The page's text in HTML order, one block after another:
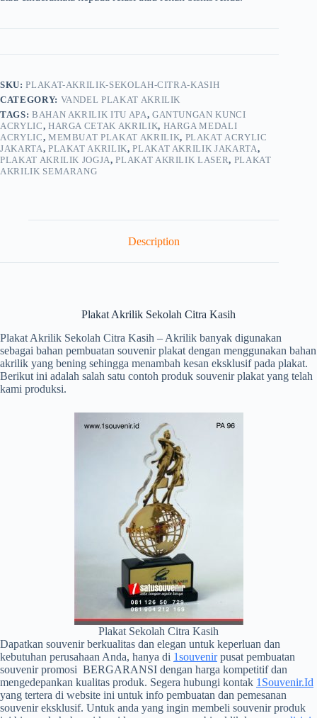
SKU:PLAKAT-AKRILIK-SEKOLAH-CITRA-KASIH
CATEGORY: VANDEL PLAKAT AKRILIK
TAGS: BAHAN AKRILIK ITU APA, GANTUNGAN KUNCI
ACRYLIC, HARGA CETAK AKRILIK, HARGA MEDALI
ACRYLIC, MEMBUAT PLAKAT AKRILIK, PLAKAT ACRYLIC
JAKARTA, PLAKAT AKRILIK,PLAKAT AKRILIK JAKARTA,
PLAKAT AKRILIK JOGJA,PLAKAT AKRILIK LASER, PLAKAT
AKRILIK SEMARANG
Description
Plakat Akrilik Sekolah Citra Kasih
Plakat Akrilik Sekolah Citra Kasih – Akrilik banyak digunakan
sebagai bahan pembuatan souvenir plakat dengan menggunakan bahan
akrilik yang bening sehingga menambah kesan eksklusif pada plakat.
Berikut ini adalah salah satu contoh produk souvenir plakat yang telah
kami produksi.
Plakat Sekolah Citra Kasih
Dapatkan souvenir berkualitas dan elegan untuk keperluan dan
kebutuhan perusahaan Anda, hanya di 1souvenirpusat pembuatan
souvenir promosi BERGARANSI dengan harga kompetitif dan
mengedepankan kualitas produk. Segera hubungi kontak 1Souvenir.Id
yang tertera di website ini untuk info pembuatan dan pemesanan
souvenir eksklusif. Untuk anda yang ingin membeli souvenir produk